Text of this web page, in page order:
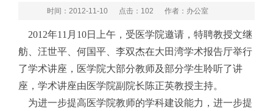
时间：2012-11-10 点击： 102 作者：办公室
2012年11 月 10日上午，受医学院邀请，特聘教授文继
舫、汪世平、何国平、李双杰在大田湾学术报告厅举行
了学术讲座，医学院大部分教师及部分学生聆听了讲
座，学术讲座由医学院副院长陈正英教授主持。
为进一步提高医学院教师的学科建设能力，进一步提